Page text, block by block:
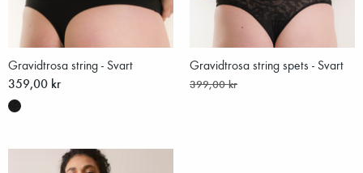
Gravidtrosa string - Svart
359,00 kr
Gravidtrosa string spets - Svart
399,00 kr